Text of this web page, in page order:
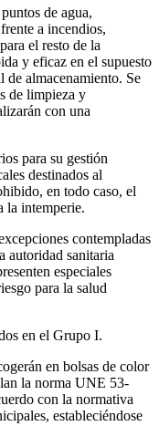
de agua,
a incendios,
el resto de la
y eficaz en el supuesto
de almacenamiento. Se
de limpieza y
con una
para su gestión
destinados al
en todo caso, el
la intemperie.
contempladas
autoridad sanitaria
especiales
para la salud
en el Grupo I.
en bolsas de color
la norma UNE 53-
con la normativa
estableciéndose